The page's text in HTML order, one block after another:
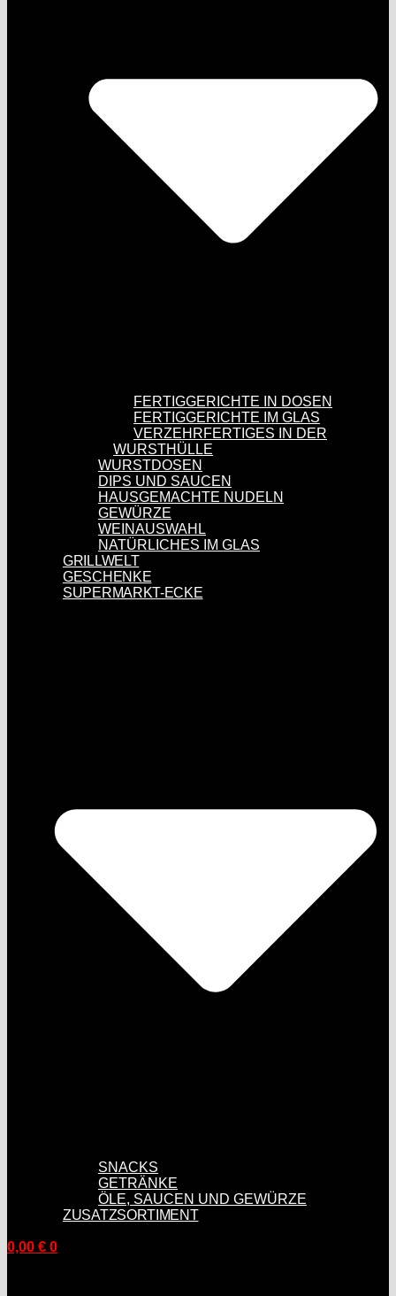
FERTIGGERICHTE IN DOSEN
FERTIGGERICHTE IM GLAS
VERZEHRFERTIGES IN DER
WURSTHÜLLE
WURSTDOSEN
DIPS UND SAUCEN
HAUSGEMACHTE NUDELN
GEWÜRZE
WEINAUSWAHL
NATÜRLICHES IM GLAS
GRILLWELT
GESCHENKE
SUPERMARKT-ECKE
SNACKS
GETRÄNKE
ÖLE, SAUCEN UND GEWÜRZE
ZUSATZSORTIMENT
0,00 € 0